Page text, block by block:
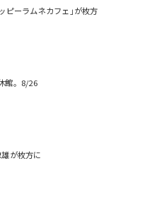
ピーラムネカフェ｣が枚方
館。8/26
が枚方に